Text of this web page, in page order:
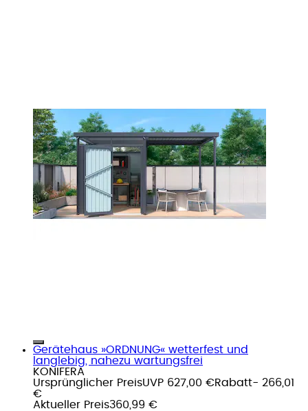
Gerätehaus »ORDNUNG« wetterfest und
langlebig, nahezu wartungsfrei
KONIFERA
Ursprünglicher PreisUVP 627,00 €Rabatt- 266,01
€
Aktueller Preis360,99 €